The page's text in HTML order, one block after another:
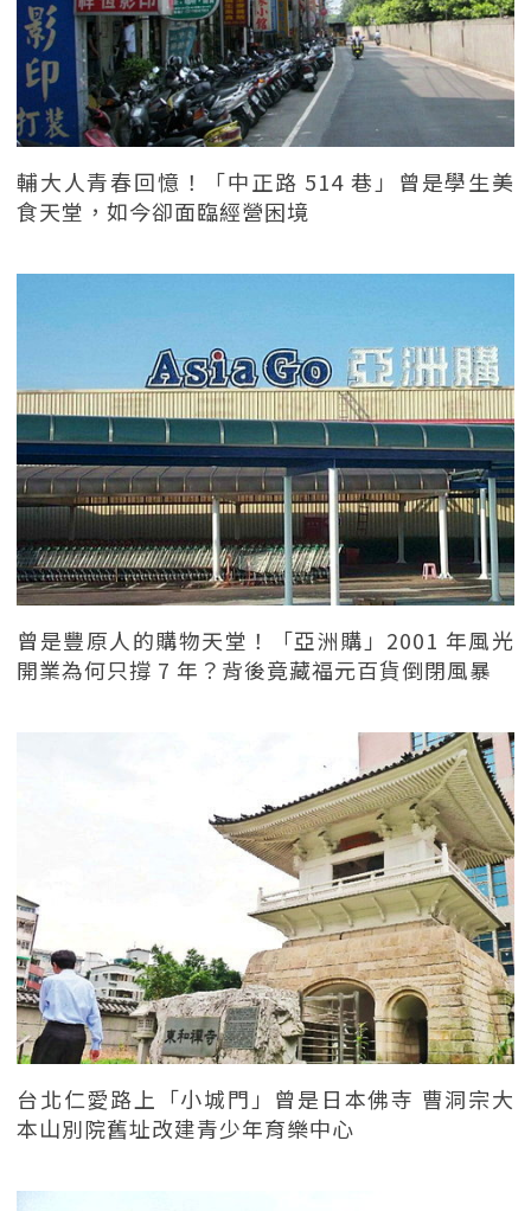
輔大人青春回憶！「中正路 514 巷」曾是學生美
食天堂，如今卻面臨經營困境
曾是豐原人的購物天堂！「亞洲購」2001 年風光
開業為何只撐 7 年？背後竟藏福元百貨倒閉風暴
台北仁愛路上「小城門」曾是日本佛寺 曹洞宗大
本山別院舊址改建青少年育樂中心